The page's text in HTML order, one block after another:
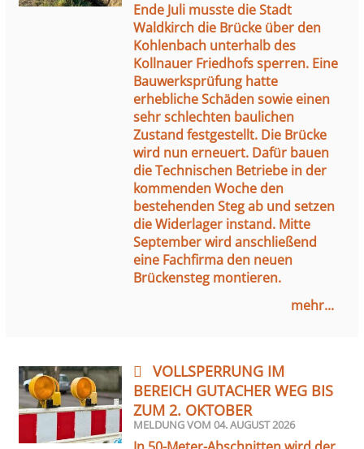
Ende Juli musste die Stadt
Waldkirch die Brücke über den
Kohlenbach unterhalb des
Kollnauer Friedhofs sperren. Eine
Bauwerksprüfung hatte
erhebliche Schäden sowie einen
sehr schlechten baulichen
Zustand festgestellt. Die Brücke
wird nun erneuert. Dafür bauen
die Technischen Betriebe in der
kommenden Woche den
bestehenden Steg ab und setzen
die Widerlager instand. Mitte
September wird anschließend
eine Fachfirma den neuen
Brückensteg montieren.
mehr...
VOLLSPERRUNG IM
BEREICH GUTACHER WEG BIS
ZUM 2. OKTOBER
MELDUNG VOM 04. AUGUST 2026